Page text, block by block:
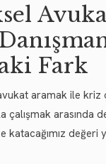
Fark
aramak ile kriz
çalışmak arasında
katacağımız değeri